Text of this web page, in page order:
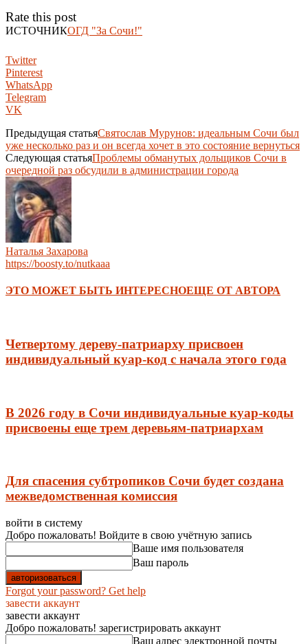
Rate this post
ИСТОЧНИКОГД "За Сочи!"
Twitter
Pinterest
WhatsApp
Telegram
VK
Предыдущая статьяСвятослав Мурунов: идеальным Сочи был
уже несколько раз и он всегда хочет в это состояние вернуться
Следующая статьяПроблемы обманутых дольщиков Сочи в
очередной раз обсудили в администрации города
Наталья Захарова
https://boosty.to/nutkaaa
ЭТО МОЖЕТ БЫТЬ ИНТЕРЕСНОЕЩЕ ОТ АВТОРА
Четвертому дереву-патриарху присвоен
индивидуальный куар-код с начала этого года
В 2026 году в Сочи индивидуальные куар-коды
присвоены еще трем деревьям-патриархам
Для спасения субтропиков Сочи будет создана
межведомственная комиссия
войти в систему
Добро пожаловать! Войдите в свою учётную запись
Ваше имя пользователя
Ваш пароль
Forgot your password? Get help
завести аккаунт
завести аккаунт
Добро пожаловать! зарегистрировать аккаунт
Ваш адрес электронной почты